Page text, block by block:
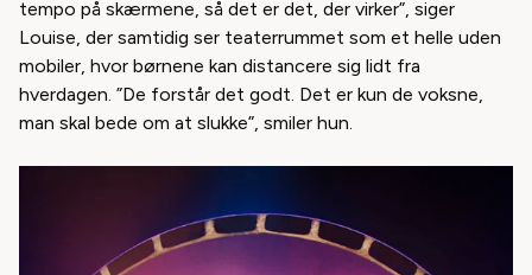
tempo på skærmene, så det er det, der virker”, siger
Louise, der samtidig ser teaterrummet som et helle uden
mobiler, hvor børnene kan distancere sig lidt fra
hverdagen. ”De forstår det godt. Det er kun de voksne,
man skal bede om at slukke”, smiler hun.